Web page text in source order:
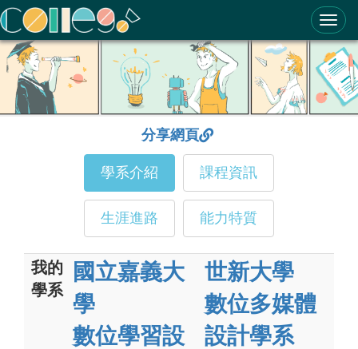
ColleGo! 大學選才與高中育才輔助系統
分享網頁
學系介紹 課程資訊
生涯進路 能力特質
我的
學系
國立嘉義大
學
數位學習設
世新大學
數位多媒體
設計學系